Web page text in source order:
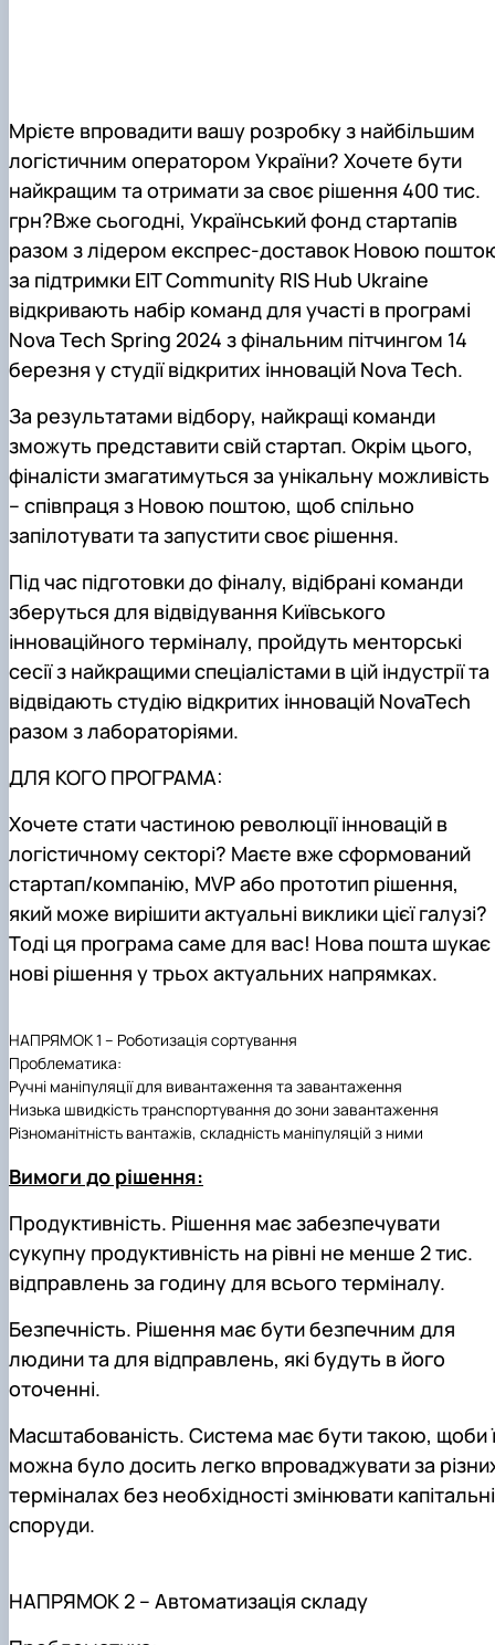
Мрієте впровадити вашу розробку з найбільшим
логістичним оператором України? Хочете бути
найкращим та отримати за своє рішення 400 тис.
грн?Вже сьогодні, Український фонд стартапів
разом з лідером експрес-доставок Новою
за підтримки EIT Community RIS Hub Ukraine
відкривають набір команд для участі в програмі
Nova Tech Spring 2024 з фінальним пітчингом 14
березня у студії відкритих інновацій Nova Tech.
За результатами відбору, найкращі команди
зможуть представити свій стартап. Окрім цього,
фіналісти змагатимуться за унікальну можливість
– співпраця з Новою поштою, щоб спільно
запілотувати та запустити своє рішення.
Під час підготовки до фіналу, відібрані команди
зберуться для відвідування Київського
інноваційного терміналу, пройдуть менторські
сесії з найкращими спеціалістами в цій індустрії та
відвідають студію відкритих інновацій NovaTech
разом з лабораторіями.
ДЛЯ КОГО ПРОГРАМА:
Хочете стати частиною революції інновацій в
логістичному секторі? Маєте вже сформований
стартап/компанію, MVP або прототип рішення,
який може вирішити актуальні виклики цієї галузі?
Тоді ця програма саме для вас! ​​Нова пошта шукає
нові рішення у трьох актуальних напрямках.
НАПРЯМОК 1 – Роботизація сортування
Проблематика:
Ручні маніпуляції для вивантаження та завантаження
Низька швидкість транспортування до зони завантаження
Різноманітність вантажів, складність маніпуляцій з ними
Вимоги до рішення:
Продуктивність. Рішення має забезпечувати
сукупну продуктивність на рівні не менше 2 тис.
відправлень за годину для всього терміналу.
Безпечність. Рішення має бути безпечним для
людини та для відправлень, які будуть в його
оточенні.
Масштабованість. Система має бути такою, щоби
можна було досить легко впроваджувати за
терміналах без необхідності змінювати капітальні
споруди.
НАПРЯМОК 2 – Автоматизація складу